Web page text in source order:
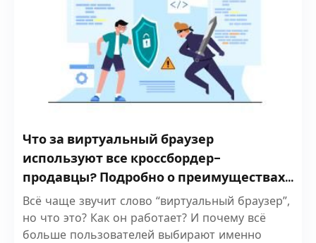
Что за виртуальный браузер
используют все кроссбордер-
продавцы? Подробно о преимуществах
MostLogin
Всё чаще звучит слово “виртуальный браузер”,
но что это? Как он работает? И почему всё
больше пользователей выбирают именно